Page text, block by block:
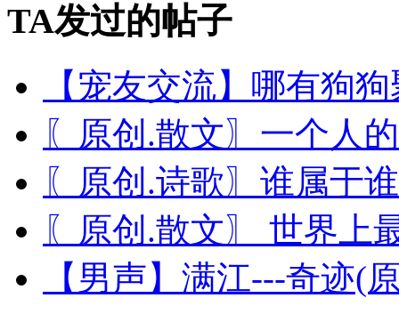
TA发过的帖子
【宠友交流】哪有狗
〖原创.散文〗一个
〖原创.诗歌〗谁属
〖原创.散文〗 世界上
【男声】满江---奇迹(